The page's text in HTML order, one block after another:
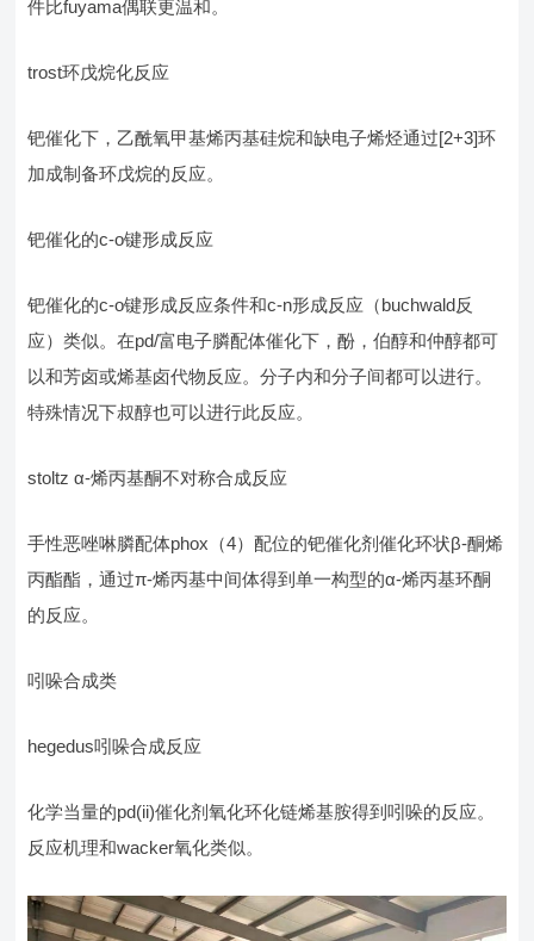
件比fuyama偶联更温和。
trost环戊烷化反应
钯催化下，乙酰氧甲基烯丙基硅烷和缺电子烯烃通过[2+3]环
加成制备环戊烷的反应。
钯催化的c-o键形成反应
钯催化的c-o键形成反应条件和c-n形成反应（buchwald反
应）类似。在pd/富电子膦配体催化下，酚，伯醇和仲醇都可
以和芳卤或烯基卤代物反应。分子内和分子间都可以进行。
特殊情况下叔醇也可以进行此反应。
stoltz α-烯丙基酮不对称合成反应
手性恶唑啉膦配体phox（4）配位的钯催化剂催化环状β-酮烯
丙酯酯，通过π-烯丙基中间体得到单一构型的α-烯丙基环酮
的反应。
吲哚合成类
hegedus吲哚合成反应
化学当量的pd(ii)催化剂氧化环化链烯基胺得到吲哚的反应。
反应机理和wacker氧化类似。